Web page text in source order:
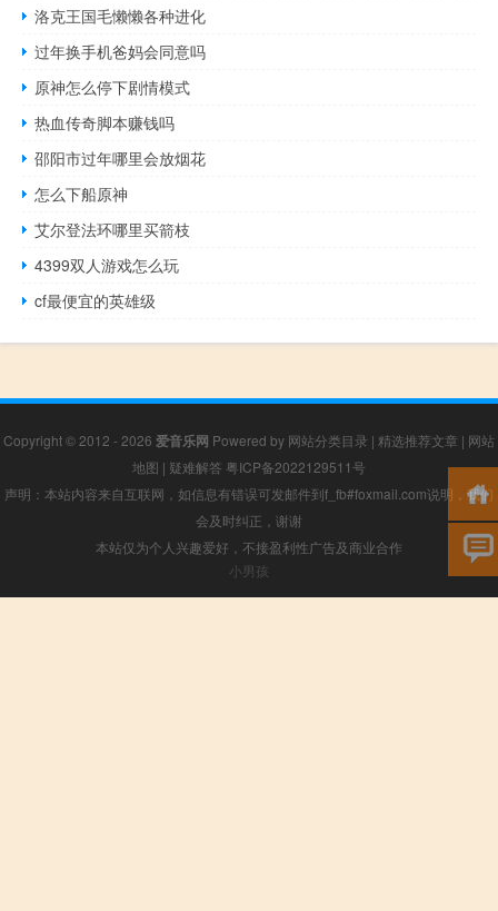
洛克王国毛懒懒各种进化
过年换手机爸妈会同意吗
原神怎么停下剧情模式
热血传奇脚本赚钱吗
邵阳市过年哪里会放烟花
怎么下船原神
艾尔登法环哪里买箭枝
4399双人游戏怎么玩
cf最便宜的英雄级
Copyright © 2012 - 2026 爱音乐网 Powered by 网站分类目录 | 精选推荐文章 | 网站
地图 | 疑难解答 粤ICP备2022129511号
声明：本站内容来自互联网，如信息有错误可发邮件到f_fb#foxmail.com说明，我们
会及时纠正，谢谢
本站仅为个人兴趣爱好，不接盈利性广告及商业合作
小男孩